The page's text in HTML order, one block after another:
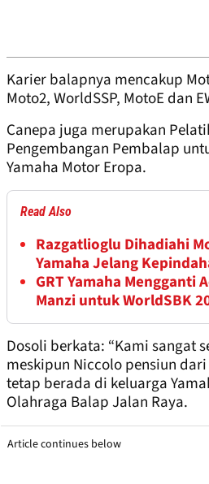
Karier balapnya mencakup
Moto2, WorldSSP, MotoE dan
Canepa juga merupakan
Pengembangan Pembalap
Yamaha Motor Eropa.
Read Also
Razgatlioglu Dihadiahi
Yamaha Jelang
GRT Yamaha Mengganti
Manzi untuk WorldSBK
Dosoli berkata: “Kami sangat
meskipun Niccolo pensiun
tetap berada di keluarga
Olahraga Balap Jalan Raya.
Article continues below